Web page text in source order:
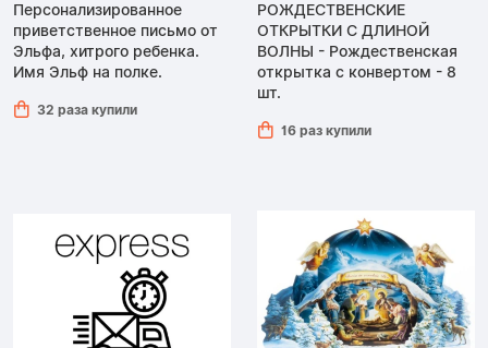
Персонализированное
приветственное письмо от
Эльфа, хитрого ребенка.
Имя Эльф на полке.
32 раза купили
РОЖДЕСТВЕНСКИЕ
ОТКРЫТКИ С ДЛИНОЙ
ВОЛНЫ - Рождественская
открытка с конвертом - 8
шт.
16 раз купили